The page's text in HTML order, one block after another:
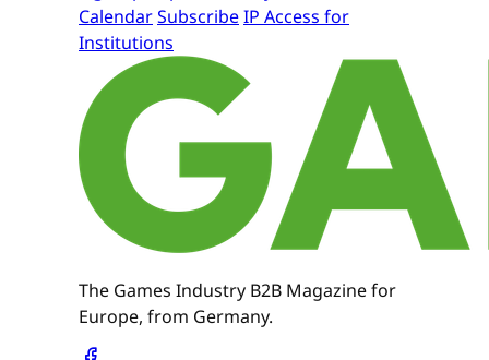
CalendarSubscribeIP Access for
Institutions
The Games Industry B2B Magazine for
Europe, from Germany.